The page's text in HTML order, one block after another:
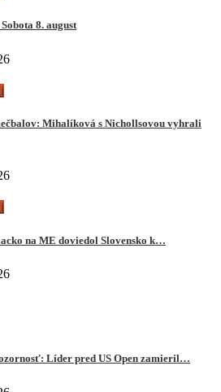
8. august
Mihalíková s Nichollsovou vyhrali
na ME doviedol Slovensko k…
Líder pred US Open zamieril…